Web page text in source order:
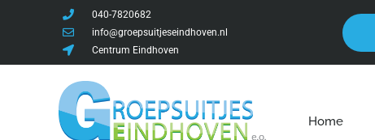
040-7820682
info@groepsuitjeseindhoven.nl
Centrum Eindhoven
Home